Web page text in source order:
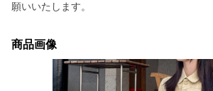
願いいたします。
商品画像